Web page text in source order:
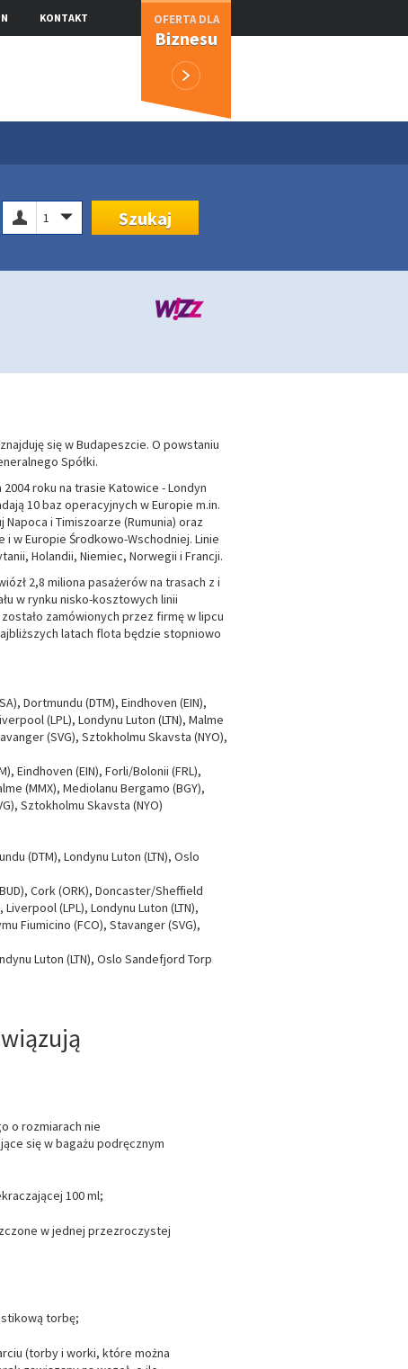
KONTAKT OFERTA DLA
Biznesu
się w Budapeszcie. O powstaniu
Spółki.
roku na trasie Katowice - Londyn
10 baz operacyjnych w Europie m.in.
i Timiszoarze (Rumunia) oraz
w Europie Środkowo-Wschodniej. Linie
Holandii, Niemiec, Norwegii i Francji.
2,8 miliona pasażerów na trasach z i
w rynku nisko-kosztowych linii
zamówionych przez firmę w lipcu
latach flota będzie stopniowo
Dortmundu (DTM), Eindhoven (EIN),
(LPL), Londynu Luton (LTN), Malme
(SVG), Sztokholmu Skavsta (NYO),
Eindhoven (EIN), Forli/Bolonii (FRL),
(MMX), Mediolanu Bergamo (BGY),
Sztokholmu Skavsta (NYO)
(DTM), Londynu Luton (LTN), Oslo
Cork (ORK), Doncaster/Sheffield
(LPL), Londynu Luton (LTN),
Fiumicino (FCO), Stavanger (SVG),
Luton (LTN), Oslo Sandefjord Torp
o rozmiarach nie
się w bagażu podręcznym
100 ml;
w jednej przezroczystej
torbę;
(torby i worki, które można